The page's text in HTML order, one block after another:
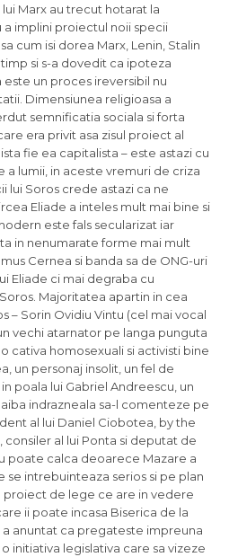
Marx au trecut hotarat la
implini proiectul noii specii
cum isi dorea Marx, Lenin, Stalin
si s-a dovedit ca ipoteza
un proces ireversibil nu
Dimensiunea religioasa a
semnificatia sociala si forta
era privit asa zisul proiect al
fie ea capitalista – este astazi cu
lumii, in aceste vremuri de criza
lui Soros crede astazi ca ne
Eliade a inteles mult mai bine si
este fals secularizat iar
in nenumarate forme mai mult
Cernea si banda sa de ONG-uri
Eliade ci mai degraba cu
Majoritatea apartin in cea
– Sorin Ovidiu Vintu (cel mai vocal
vechi atarnator pe langa punguta
cativa homosexuali si activisti bine
un personaj insolit, un fel de
poala lui Gabriel Andreescu, un
indrazneala sa-l comenteze pe
al lui Daniel Ciobotea, by the
consiler al lui Ponta si deputat de
poate calca deoarece Mazare a
intrebuinteaza serios si pe plan
de lege ce are in vedere
ii poate incasa Biserica de la
anuntat ca pregateste impreuna
initiativa legislativa care sa vizeze